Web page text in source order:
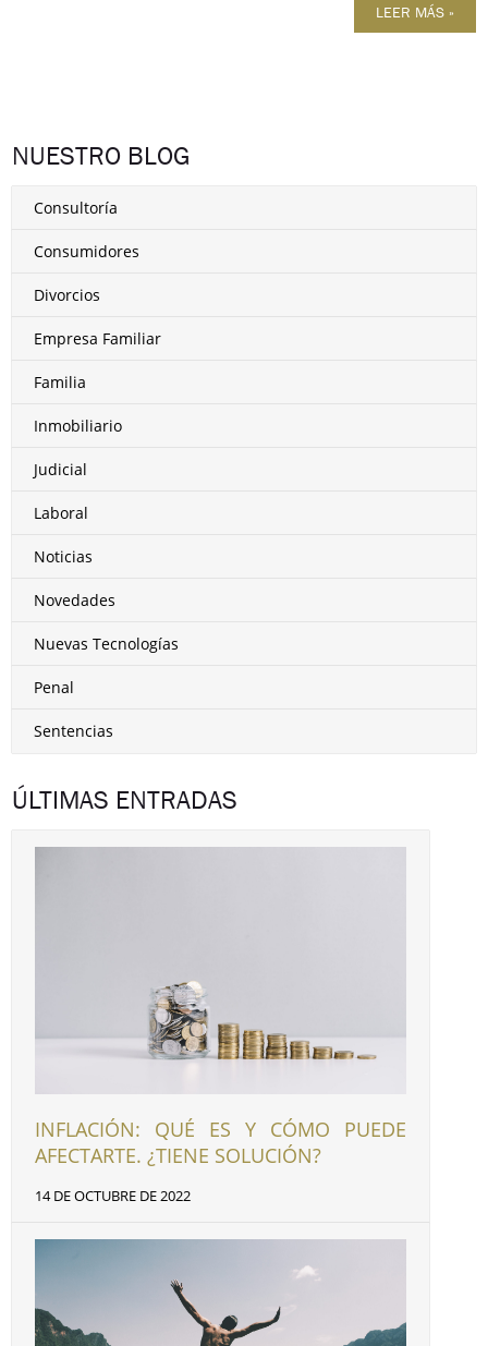
LEER MÁS »
NUESTRO BLOG
Consultoría
Consumidores
Divorcios
Empresa Familiar
Familia
Inmobiliario
Judicial
Laboral
Noticias
Novedades
Nuevas Tecnologías
Penal
Sentencias
ÚLTIMAS ENTRADAS
INFLACIÓN: QUÉ ES Y CÓMO PUEDE
AFECTARTE. ¿TIENE SOLUCIÓN?
14 DE OCTUBRE DE 2022